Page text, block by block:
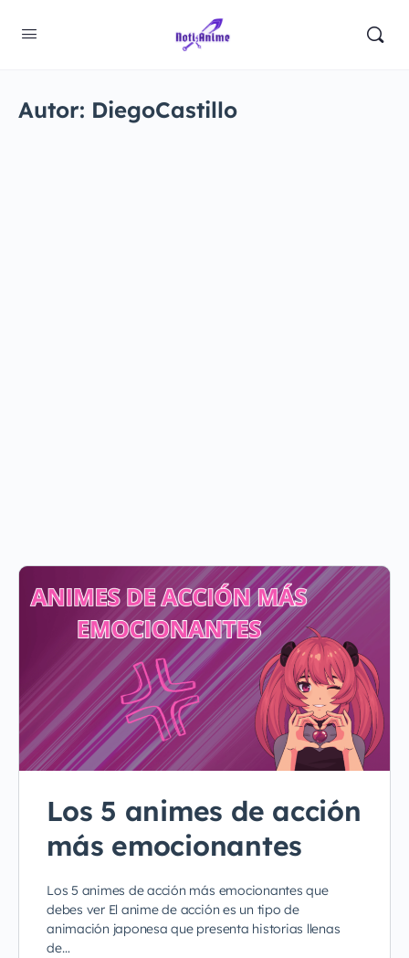
Autor: DiegoCastillo
Los 5 animes de acción
más emocionantes
Los 5 animes de acción más emocionantes que
debes ver El anime de acción es un tipo de
animación japonesa que presenta historias llenas
de…